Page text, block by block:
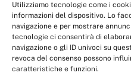
Utilizziamo tecnologie come i
informazioni del dispositivo. Lo
navigazione e per mostrare
tecnologie ci consentirà di
navigazione o gli ID univoci su
revoca del consenso possono
caratteristiche e funzioni.
num. registrazione:
Per contatti: